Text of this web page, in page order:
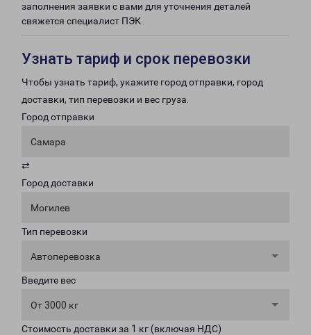
заполнения заявки с вами для уточнения деталей
свяжется специалист ПЭК.
Узнать тариф и срок перевозки
Чтобы узнать тариф, укажите город отправки, город
доставки, тип перевозки и вес груза.
Город отправки
Самара
⇄
Город доставки
Могилев
Тип перевозки
Автоперевозка
Введите вес
От 3000 кг
Стоимость доставки за 1 кг (включая НДС)